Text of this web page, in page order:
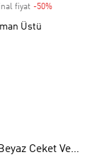
fiyat -50%
Üstü
Ceket Ve